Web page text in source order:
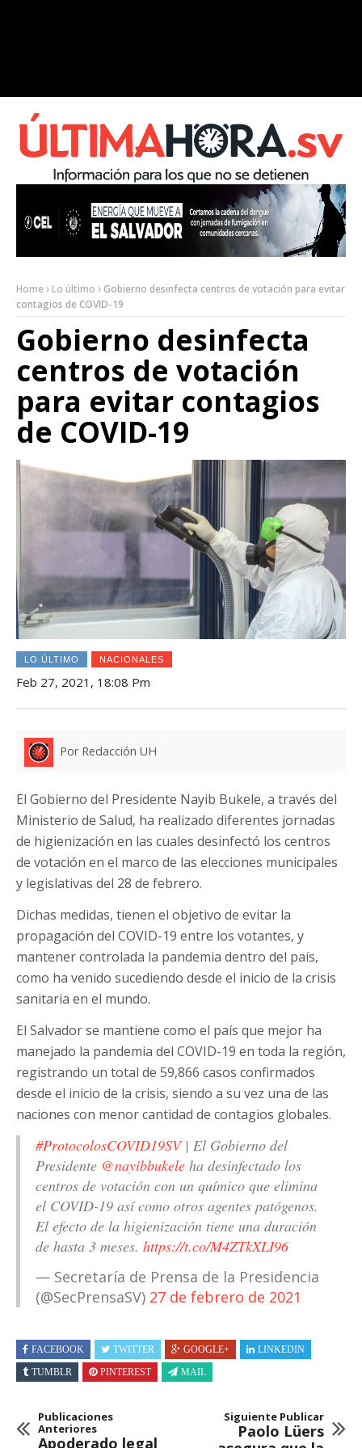
Home Lo último
Gobierno desinfecta centros de votación para evitar
contagios de COVID-19
Gobierno desinfecta
centros de votación
para evitar contagios
de COVID-19
LO ÚLTIMO NACIONALES
Feb 27, 2021, 18:08 Pm
Por Redacción UH
El Gobierno del Presidente Nayib Bukele, a través del
Ministerio de Salud, ha realizado diferentes jornadas
de higienización en las cuales desinfectó los centros
de votación en el marco de las elecciones municipales
y legislativas del 28 de febrero.
Dichas medidas, tienen el objetivo de evitar la
propagación del COVID-19 entre los votantes, y
mantener controlada la pandemia dentro del país,
como ha venido sucediendo desde el inicio de la crisis
sanitaria en el mundo.
El Salvador se mantiene como el país que mejor ha
manejado la pandemia del COVID-19 en toda la región,
registrando un total de 59,866 casos confirmados
desde el inicio de la crisis, siendo a su vez una de las
naciones con menor cantidad de contagios globales.
#ProtocolosCOVID19SV| El Gobierno del
Presidente @nayibbukele ha desinfectado los
centros de votación con un químico que elimina
el COVID-19 así como otros agentes patógenos.
El efecto de la higienización tiene una duración
de hasta 3 meses. https://t.co/M4ZTkXLI96
— Secretaría de Prensa de la Presidencia
(@SecPrensaSV) 27 de febrero de 2021
FACEBOOK TWITTER GOOGLE+
LINKEDIN
TUMBLR
PINTEREST MAIL
Publicaciones
Anteriores
Apoderado legal
Siguiente Publicar
Paolo Lüers